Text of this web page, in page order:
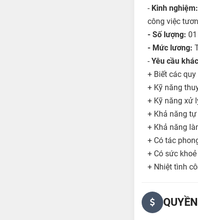
- Kinh nghiệm:
công việc
- Số lượng: 01
- Mức lương:
- Yêu cầu
+ Biết các
+ Kỹ năng
+ Kỹ năng xử
+ Khả năng
+ Khả năng
+ Có tác
+ Có sức
+ Nhiệt tình